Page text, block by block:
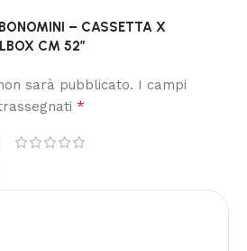
– CASSETTA X
CM 52”
sarà pubblicato. I campi
*